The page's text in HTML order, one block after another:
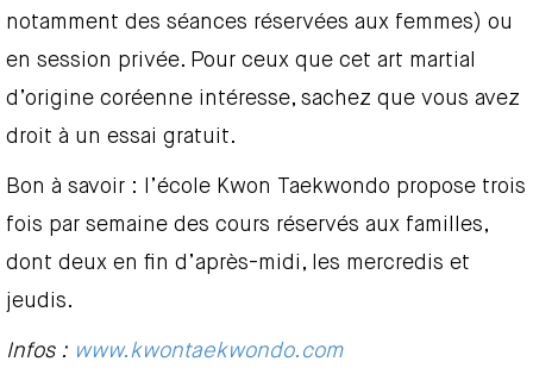
notamment des séances réservées aux femmes) ou
en session privée. Pour ceux que cet art martial
d’origine coréenne intéresse, sachez que vous avez
droit à un essai gratuit.
Bon à savoir : l’école Kwon Taekwondo propose trois
fois par semaine des cours réservés aux familles,
dont deux en fin d’après-midi, les mercredis et
jeudis.
Infos : www.kwontaekwondo.com